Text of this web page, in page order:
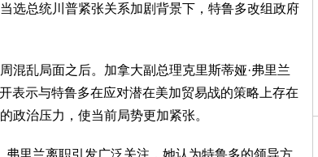
选总统川普紧张关系加剧背景下，特鲁多改组政府
混乱局面之后。加拿大副总理克里斯蒂娅·弗里兰
表示与特鲁多在应对潜在美加贸易战的策略上存在
政治压力，使当前局势更加紧张。
弗里兰离职引发广泛关注，她认为特鲁多的领导方